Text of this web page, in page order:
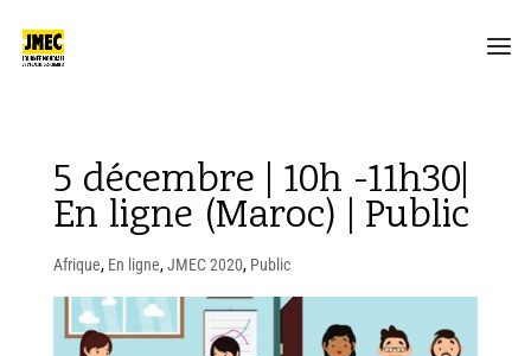
5 décembre | 10h -11h30|
En ligne (Maroc) | Public
Afrique, En ligne,JMEC 2020, Public